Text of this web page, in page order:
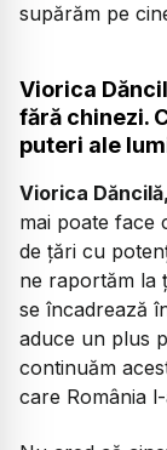
supărăm pe
Viorica
fără chinezi.
puteri ale
Viorica
mai poate face
de țări cu
ne raportăm la
se încadrează
aduce un plus
continuăm
care România